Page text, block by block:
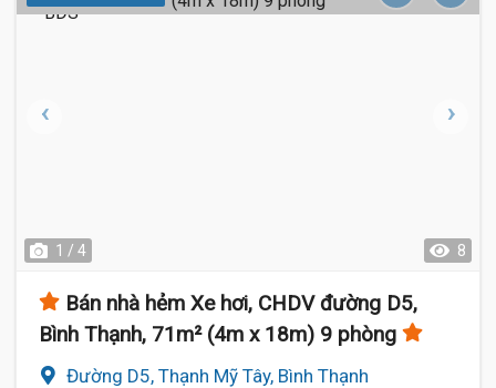
1 / 4 8
Bán nhà hẻm Xe hơi, CHDV đường D5,
Bình Thạnh, 71m² (4m x 18m) 9 phòng
Đường D5, Thạnh Mỹ Tây, Bình Thạnh